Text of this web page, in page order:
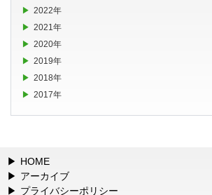
2022年
2021年
2020年
2019年
2018年
2017年
HOME
アーカイブ
プライバシーポリシー